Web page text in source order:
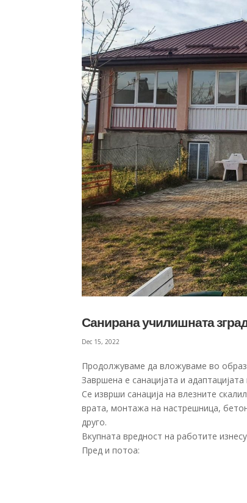
Санирана училишната
Dec 15, 2022
Продолжуваме да вложуваме во
Завршена е санацијата и
Се изврши санација на влезните
врата, монтажа на настрешница,
друго.
Вкупната вредност на работите
Пред и потоа: